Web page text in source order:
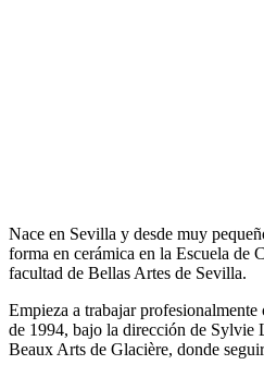
Nace en Sevilla y desde muy
forma en cerámica en la Escuela de
facultad de Bellas Artes de Sevilla.
Empieza a trabajar
de 1994, bajo la dirección de Sylvie
Beaux Arts de Glacière, donde